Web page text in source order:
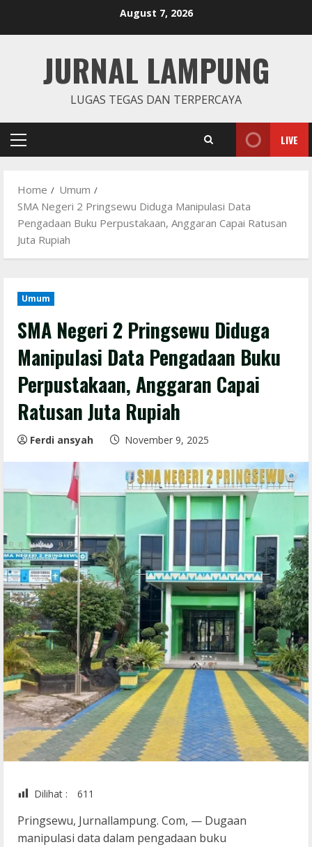
August 7, 2026
JURNAL LAMPUNG
LUGAS TEGAS DAN TERPERCAYA
Primary
LIVE
Home
Umum
SMA Negeri 2 Pringsewu Diduga Manipulasi Data
Pengadaan Buku Perpustakaan, Anggaran Capai Ratusan
Juta Rupiah
Umum
SMA Negeri 2 Pringsewu Diduga
Manipulasi Data Pengadaan Buku
Perpustakaan, Anggaran Capai
Ratusan Juta Rupiah
Ferdi ansyah November 9, 2025
Dilihat : 611
Pringsewu, Jurnallampung. Com, — Dugaan
manipulasi data dalam pengadaan buku